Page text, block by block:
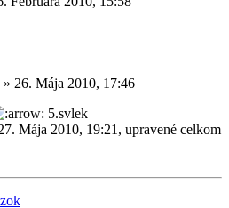
» 26. Mája 2010, 17:46
5.svlek
Mája 2010, 19:21, upravené celkom